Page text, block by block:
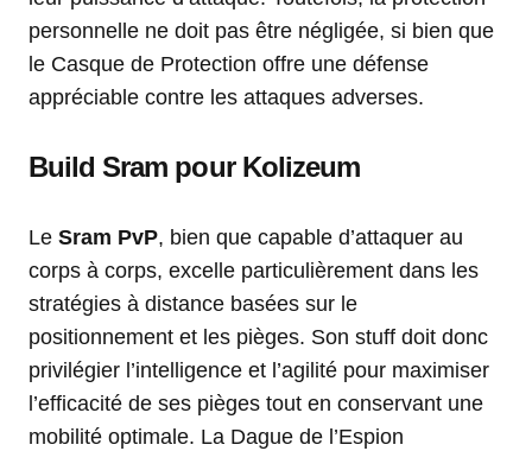
personnelle ne doit pas être négligée, si bien que
le Casque de Protection offre une défense
appréciable contre les attaques adverses.
Build Sram pour Kolizeum
Le Sram PvP, bien que capable d’attaquer au
corps à corps, excelle particulièrement dans les
stratégies à distance basées sur le
positionnement et les pièges. Son stuff doit donc
privilégier l’intelligence et l’agilité pour maximiser
l’efficacité de ses pièges tout en conservant une
mobilité optimale. La Dague de l’Espion